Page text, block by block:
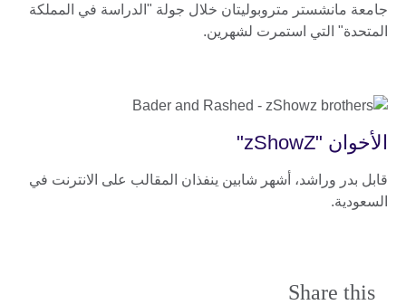
جامعة مانشستر متروبوليتان خلال جولة "الدراسة في المملكة
المتحدة" التي استمرت لشهرين.
الأخوان "zShowZ"
قابل بدر وراشد، أشهر شابين ينفذان المقالب على الانترنت في
السعودية.
Share this